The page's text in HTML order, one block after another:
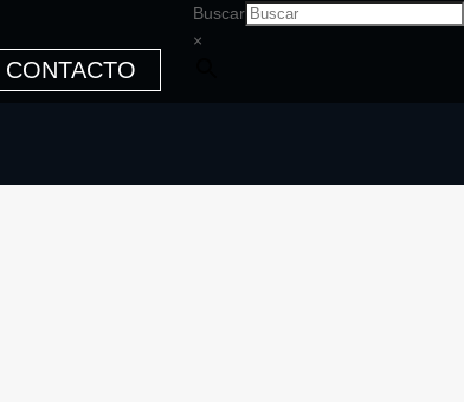
CONTACTO
Buscar
×